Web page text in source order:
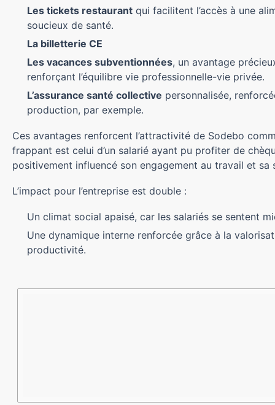
Les tickets restaurant qui facilitent l’accès à une
soucieux de santé.
La billetterie CE
Les vacances subventionnées, un avantage
renforçant l’équilibre vie professionnelle-vie privée.
L’assurance santé collective personnalisée,
production, par exemple.
Ces avantages renforcent l’attractivité de Sodebo
frappant est celui d’un salarié ayant pu profiter de
positivement influencé son engagement au travail et sa
L’impact pour l’entreprise est double :
Un climat social apaisé, car les salariés se sentent
Une dynamique interne renforcée grâce à la
productivité.